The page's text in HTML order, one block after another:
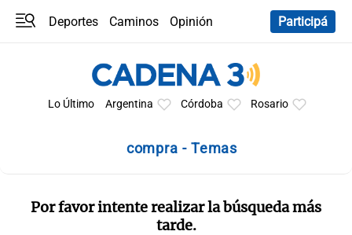
Deportes Caminos
Opinión
Participá
Lo Último Argentina Córdoba Rosario
compra - Temas
Por favor intente realizar la búsqueda más
tarde.